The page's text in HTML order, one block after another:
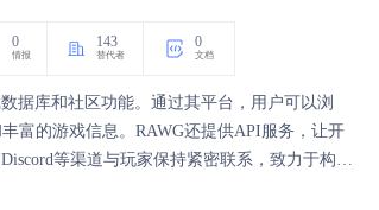
0
情报
143
替代者
0
文档
据库和社区功能。通过其平台，用户可以浏
富的游戏信息。RAWG还提供API服务，让开
等渠道与玩家保持紧密联系，致力于构建